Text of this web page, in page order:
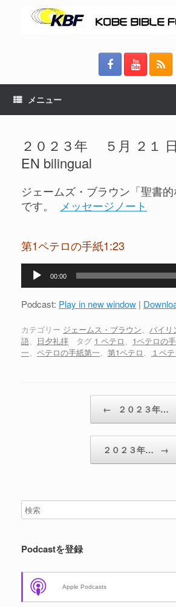
メニュー
２０２３年 ５月 ２１
EN bilingual
ジェームズ・ブラウン「聖書的
です。
メッセージノート
第1ペテロの手紙1:23
プ
ー
ヤ
ー
00:00
Podcast: Play in new window |
カテゴリー ジェームス・ブラウン、 バイリ
語、 日夕礼拝 タグ 1 ペテロ、 1ペテロの
一、 ペテロの手紙第一、 第1ペテロ、 １ペ
← ２０２３年…
２０２３年… →
Podcastを登録
Apple Podcasts